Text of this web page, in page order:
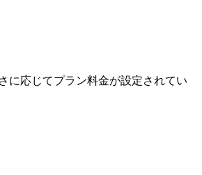
に応じてプラン料金が設定されてい